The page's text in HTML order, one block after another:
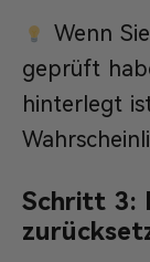
Wenn
geprüft
hinterlegt
Schritt 3: